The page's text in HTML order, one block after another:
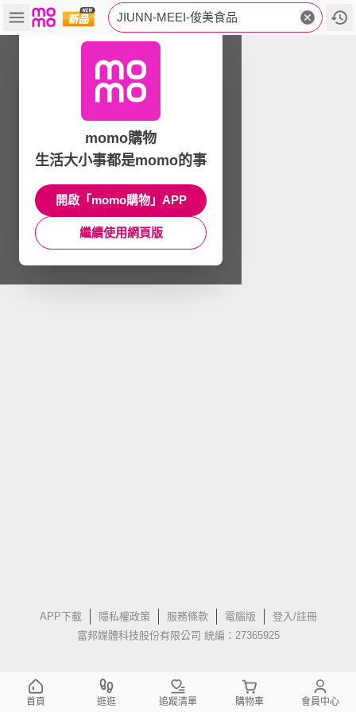
JIUNN-MEEI-俊美食品
APP下載 隱私權政策 服務條款 電腦版
登入/註冊
富邦媒體科技股份有限公司 統編：27365925
momo購物
生活大小事都是momo的事
開啟「momo購物」APP
繼續使用網頁版
首頁 逛逛 追蹤清單 購物車 會員中心